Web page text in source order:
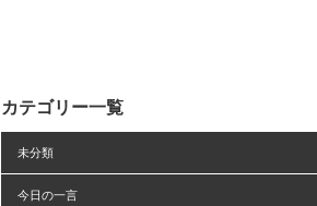
カテゴリー一覧
未分類
今日の一言